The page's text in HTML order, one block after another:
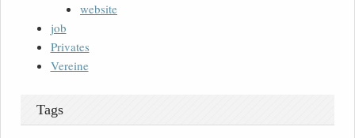
website
job
Privates
Vereine
Tags